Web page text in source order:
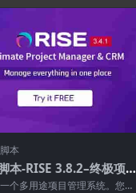
本
本-RISE 3.8.2–终极项目
CRM
个多用途项目管理系统。您可